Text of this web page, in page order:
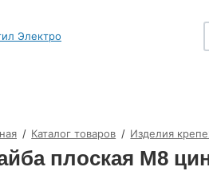
Каталог товаров Изделия
плоская М8